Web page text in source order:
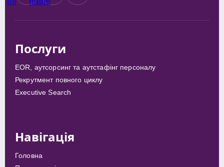
Послуги
EOR, аутсорсинг та аутстафінг персоналу
Рекрутмент повного циклу
Executive Search
Навігація
Головна